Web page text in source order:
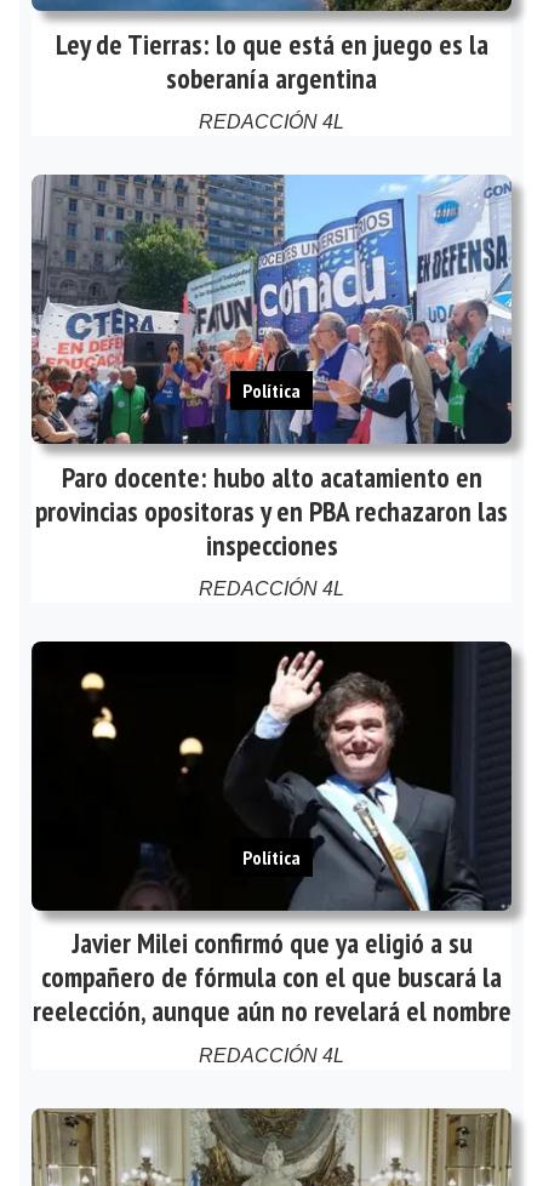
Ley de Tierras: lo que está en juego es la
soberanía argentina
REDACCIÓN 4L
Paro docente: hubo alto acatamiento en
provincias opositoras y en PBA rechazaron las
inspecciones
REDACCIÓN 4L
Política
Javier Milei confirmó que ya eligió a su
compañero de fórmula con el que buscará la
reelección, aunque aún no revelará el nombre
REDACCIÓN 4L
Política